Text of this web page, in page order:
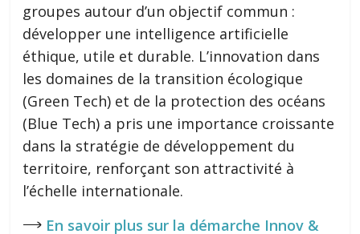
groupes autour d’un objectif commun :
développer une intelligence artificielle
éthique, utile et durable. L’innovation dans
les domaines de la transition écologique
(Green Tech) et de la protection des océans
(Blue Tech) a pris une importance croissante
dans la stratégie de développement du
territoire, renforçant son attractivité à
l’échelle internationale.
𐃘 En savoir plus sur la démarche Innov &